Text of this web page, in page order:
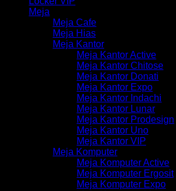
Meja
Meja Cafe
Meja Hias
Meja Kantor
Meja Kantor Active
Meja Kantor Chitose
Meja Kantor Donati
Meja Kantor Expo
Meja Kantor Indachi
Meja Kantor Lunar
Meja Kantor Prodesign
Meja Kantor Uno
Meja Kantor VIP
Meja Komputer
Meja Komputer Active
Meja Komputer Ergosit
Meja Komputer Expo